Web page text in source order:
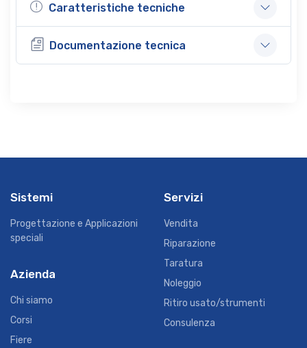
Caratteristiche tecniche
Documentazione tecnica
Sistemi
Progettazione e Applicazioni
speciali
Azienda
Chi siamo
Corsi
Fiere
Servizi
Vendita
Riparazione
Taratura
Noleggio
Ritiro usato/strumenti
Consulenza